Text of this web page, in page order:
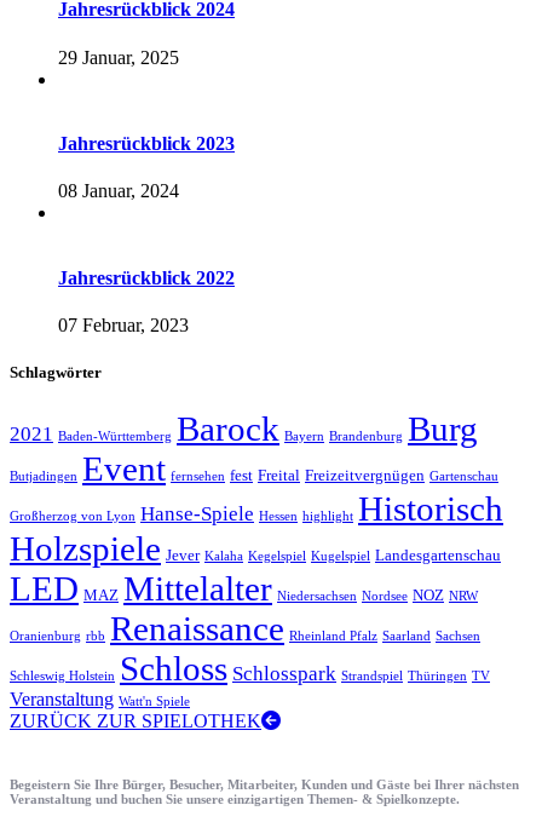
Jahresrückblick 2024
29 Januar, 2025
Jahresrückblick 2023
08 Januar, 2024
Jahresrückblick 2022
07 Februar, 2023
Schlagwörter
2021 Baden-Württemberg Barock Bayern Brandenburg Burg
Butjadingen Event fernsehen fest Freital Freizeitvergnügen Gartenschau
Großherzog von Lyon Hanse-Spiele Hessen highlight Historisch
Holzspiele Jever Kalaha Kegelspiel Kugelspiel Landesgartenschau
LED MAZ Mittelalter Niedersachsen Nordsee NOZ NRW
Oranienburg rbb Renaissance Rheinland Pfalz Saarland Sachsen
Schleswig Holstein Schloss Schlosspark Strandspiel Thüringen TV
Veranstaltung Watt'n Spiele
ZURÜCK ZUR SPIELOTHEK
Begeistern Sie Ihre Bürger, Besucher, Mitarbeiter, Kunden und Gäste bei Ihrer nächsten
Veranstaltung und buchen Sie unsere einzigartigen Themen- & Spielkonzepte.